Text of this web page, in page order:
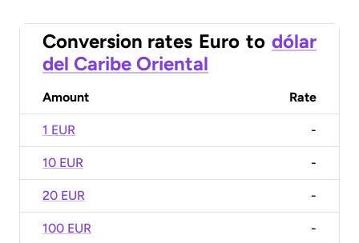
Conversion rates Euro to dólar
del Caribe Oriental
Amount Rate
1 EUR -
10 EUR -
20 EUR -
100 EUR -